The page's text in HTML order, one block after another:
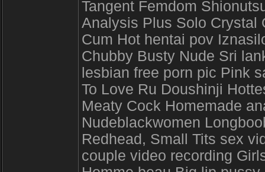
Tangent Femdom
Analysis Plus Solo Crystal
Cum Hot hentai pov
Chubby Busty Nude Sri
lesbian free porn pic Pink
To Love Ru Doushinji
Meaty Cock Homemade
Nudeblackwomen
Redhead, Small Tits sex
couple video recording